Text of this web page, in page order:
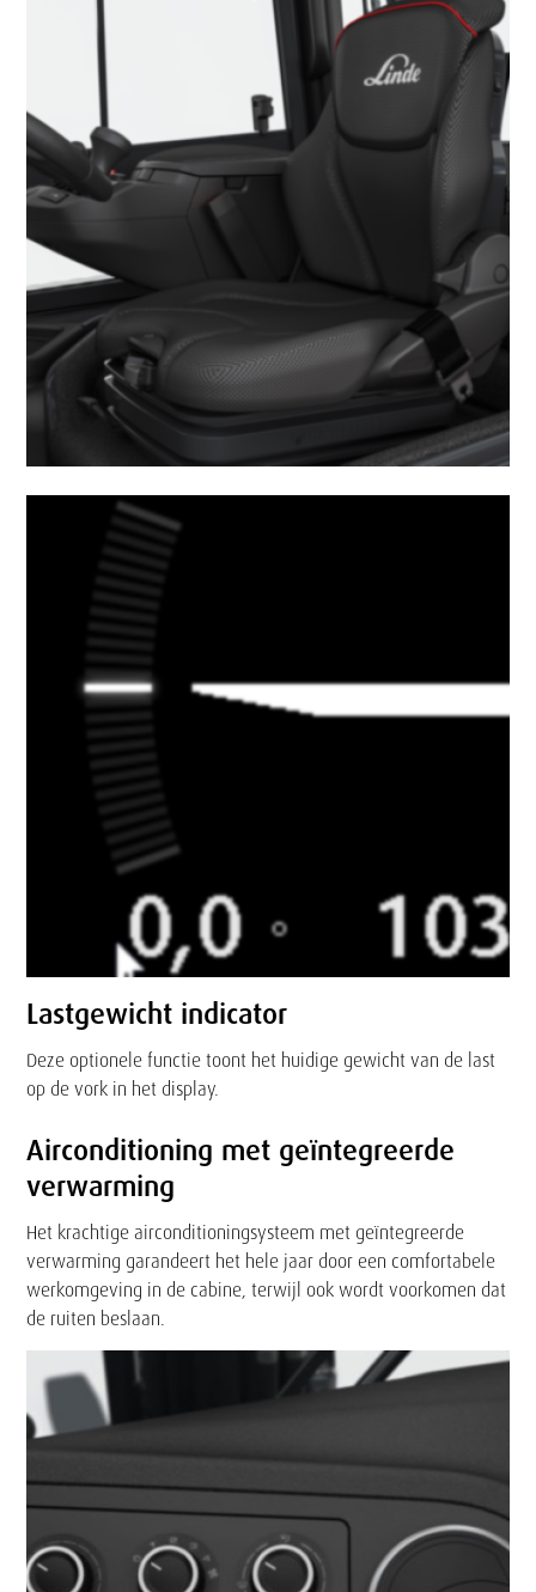
Lastgewicht indicator
Deze optionele functie toont het huidige gewicht van de last
op de vork in het display.
Airconditioning met geïntegreerde
verwarming
Het krachtige airconditioningsysteem met geïntegreerde
verwarming garandeert het hele jaar door een comfortabele
werkomgeving in de cabine, terwijl ook wordt voorkomen dat
de ruiten beslaan.